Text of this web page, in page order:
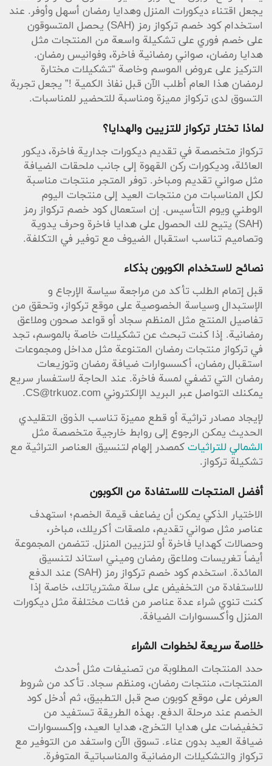
وملاعق رمضانية. إذا كنت تبحث عن تشكيلات خاصة
بالموسم، تجد في تركواز منتجات رمضان المتنوعة مثل
مداخل ومجموعات استقبال رمضان، أكسسوارات ضيافة
رمضان وتوزيعات رمضان التي تضفي لمسة فاخرة. عند
الحاجة لاستفسار سريع يمكنك التواصل عبر البريد
الإلكترونيCS@trkuoz.com
.
لإيجاد مصادر تراثية أو قطع مميزة تناسب الذوق التقليدي
الشمالي للتراثيات كمصدر إلهام لتنسيق العناصر التراثية
مع تشكيلة تركواز.
أفضل المنتجات للاستفادة من الكوبون
الاختيار الذكي يمكن أن يضاعف قيمة الخصم؛ استهدف
عناصر مثل صواني تقديم، ملصقات أكريلك، مباخر،
وحصالات كهدايا فاخرة أو لتزيين المنزل. تتضمن
المجموعة أيضاً تغريسات وملاعق رمضان وميني استاند
لتنسيق المائدة. استخدم كود خصم تركواز رمز (SAH) عند
الدفع للاستفادة من التخفيض على سلة مشترياتك، خاصة
ديكورات المنزل وأكسسوارات الضيافة.
خلاصة سريعة لخطوات الشراء
حدد المنتجات المطلوبة من تصنيفات مثل أحدث
المنتجات، منتجات رمضان، ومنظم سجاد. تأكد من شروط
العرض على موقع كوبون صح قبل التطبيق، ثم أدخل كود
الخصم عند مرحلة الدفع. بهذه الطريقة تستفيد من
تخفيضات على هدايا التخرج، هدايا العيد، وإكسسوارات
ضيافة العيد بدون عناء. تسوق الآن واستفد من التوفير مع
تركواز والتشكيلات الرمضانية والمناسباتية المتوفرة.
يجعل اقتناء ديكورات المنزل وهدايا رمضان أسهل وأوفر. عند
استخدام كود خصم تركواز رمز (SAH) يحصل المتسوقون
على خصم فوري على تشكيلة واسعة من المنتجات مثل
هدايا رمضان، صواني رمضانية فاخرة، وفوانيس رمضان.
التركيز على عروض الموسم وخاصة “تشكيلات مختارة
لرمضان هذا العام أطلب الآن قبل نفاذ الكمية !” يجعل تجربة
التسوق لدى تركواز مميزة ومناسبة للتحضير للمناسبات.
لماذا تختار تركواز للتزيين والهدايا؟
تركواز متخصصة في تقديم ديكورات جدارية فاخرة، ديكور
العائلة، وديكورات ركن القهوة إلى جانب ملحقات الضيافة
مثل صواني تقديم ومباخر. توفر المتجر منتجات مناسبة
لكل المناسبات من منتجات العيد إلى منتجات اليوم
الوطني ويوم التأسيس. إن استعمال كود خصم تركواز رمز
(SAH) يتيح لك الحصول على هدايا فاخرة وحرف يدوية
وتصاميم تناسب استقبال الضيوف مع توفير في التكلفة.
نصائح لاستخدام الكوبون بذكاء
قبل إتمام الطلب تأكد من مراجعة سياسة الإرجاع و
الإستبدال وسياسة الخصوصية على موقع تركواز، وتحقق من
تفاصيل المنتج مثل المنظم سجاد أو قواعد صحون وملاعق
رمضانية. إذا كنت تبحث عن تشكيلات خاصة بالموسم، تجد
في تركواز منتجات رمضان المتنوعة مثل مداخل ومجموعات
استقبال رمضان، أكسسوارات ضيافة رمضان وتوزيعات
رمضان التي تضفي لمسة فاخرة. عند الحاجة لاستفسار سريع
يمكنك التواصل عبر البريد الإلكتروني CS@trkuoz.com
.
لإيجاد مصادر تراثية أو قطع مميزة تناسب الذوق التقليدي
الحديث يمكن الرجوع إلى روابط خارجية متخصصة مثل
الشمالي للتراثيات كمصدر إلهام لتنسيق العناصر التراثية مع
تشكيلة تركواز.
أفضل المنتجات للاستفادة من الكوبون
الاختيار الذكي يمكن أن يضاعف قيمة الخصم؛ استهدف
عناصر مثل صواني تقديم، ملصقات أكريلك، مباخر،
وحصالات كهدايا فاخرة أو لتزيين المنزل. تتضمن المجموعة
أيضاً تغريسات وملاعق رمضان وميني استاند لتنسيق
المائدة. استخدم كود خصم تركواز رمز (SAH) عند الدفع
للاستفادة من التخفيض على سلة مشترياتك، خاصة إذا
كنت تنوي شراء عدة عناصر من فئات مختلفة مثل ديكورات
المنزل وأكسسوارات الضيافة.
خلاصة سريعة لخطوات الشراء
حدد المنتجات المطلوبة من تصنيفات مثل أحدث
المنتجات، منتجات رمضان، ومنظم سجاد. تأكد من شروط
العرض على موقع كوبون صح قبل التطبيق، ثم أدخل كود
الخصم عند مرحلة الدفع. بهذه الطريقة تستفيد من
تخفيضات على هدايا التخرج، هدايا العيد، وإكسسوارات
ضيافة العيد بدون عناء. تسوق الآن واستفد من التوفير مع
تركواز والتشكيلات الرمضانية والمناسباتية المتوفرة.